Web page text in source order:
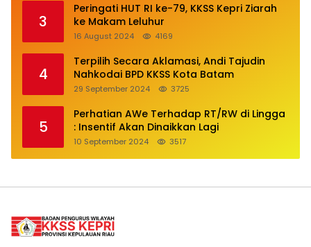
3
Peringati HUT RI ke-79, KKSS Kepri Ziarah
ke Makam Leluhur
16 August 2024 4169
4
Terpilih Secara Aklamasi, Andi Tajudin
Nahkodai BPD KKSS Kota Batam
29 September 2024 3725
5
Perhatian AWe Terhadap RT/RW di Lingga
: Insentif Akan Dinaikkan Lagi
10 September 2024 3517